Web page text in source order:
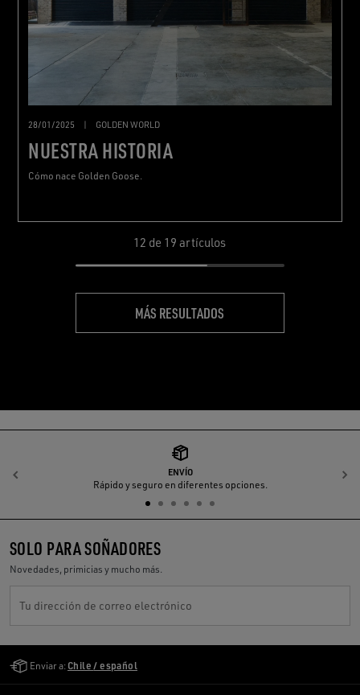
28/01/2025 GOLDEN WORLD
NUESTRA HISTORIA
Cómo nace Golden Goose.
12 de 19 artículos
MÁS RESULTADOS
ENVÍO
Rápido y seguro en diferentes opciones.
Anterior
SOLO PARA SOÑADORES
Novedades, primicias y mucho más.
Tu dirección de correo electrónico
Enviar a: Chile / español